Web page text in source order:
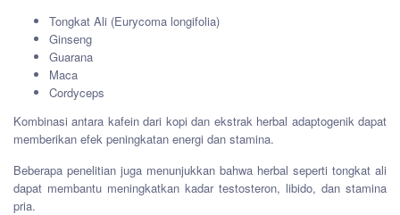
Tongkat Ali (Eurycoma longifolia)
Ginseng
Guarana
Maca
Cordyceps
Kombinasi antara kafein dari kopi dan ekstrak herbal adaptogenik dapat
memberikan efek peningkatan energi dan stamina.
Beberapa penelitian juga menunjukkan bahwa herbal seperti tongkat ali
dapat membantu meningkatkan kadar testosteron, libido, dan stamina
pria.